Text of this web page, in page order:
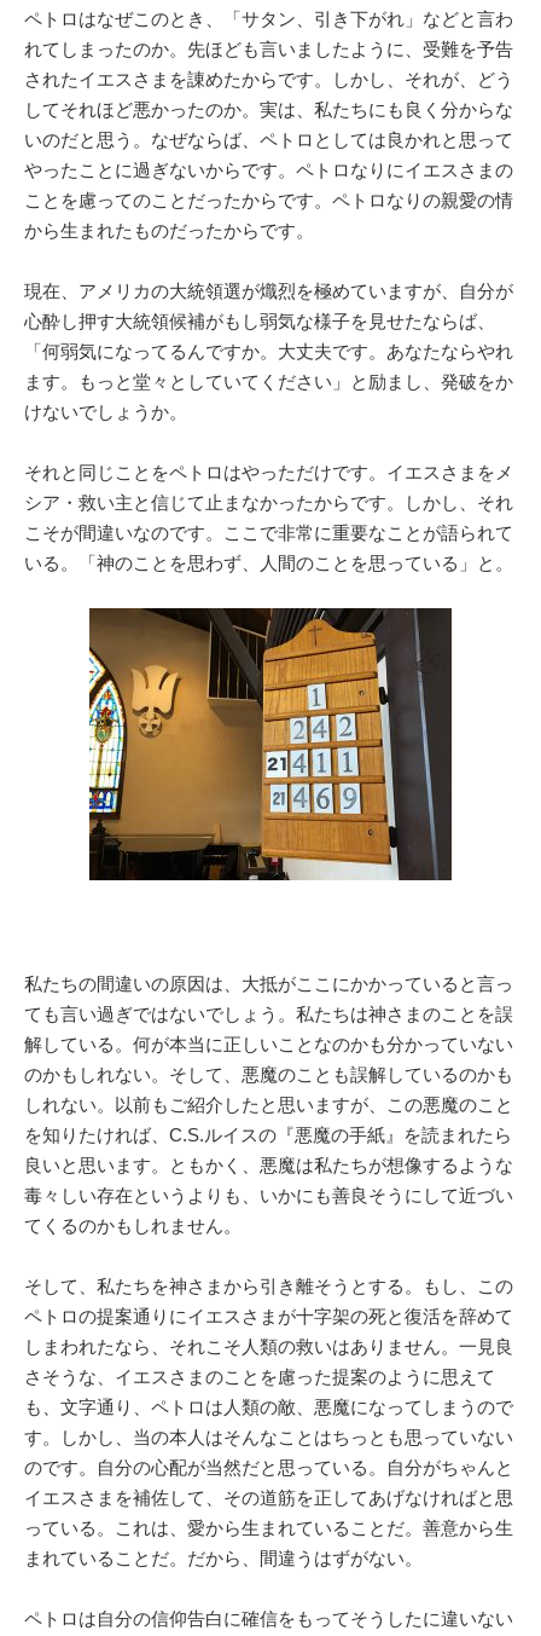
ペトロはなぜこのとき、「サタン、引き下がれ」などと言わ
れてしまったのか。先ほども言いましたように、受難を予告
されたイエスさまを諌めたからです。しかし、それが、どう
してそれほど悪かったのか。実は、私たちにも良く分からな
いのだと思う。なぜならば、ペトロとしては良かれと思って
やったことに過ぎないからです。ペトロなりにイエスさまの
ことを慮ってのことだったからです。ペトロなりの親愛の情
から生まれたものだったからです。
現在、アメリカの大統領選が熾烈を極めていますが、自分が
心酔し押す大統領候補がもし弱気な様子を見せたならば、
「何弱気になってるんですか。大丈夫です。あなたならやれ
ます。もっと堂々としていてください」と励まし、発破をか
けないでしょうか。
それと同じことをペトロはやっただけです。イエスさまをメ
シア・救い主と信じて止まなかったからです。しかし、それ
こそが間違いなのです。ここで非常に重要なことが語られて
いる。「神のことを思わず、人間のことを思っている」と。
私たちの間違いの原因は、大抵がここにかかっていると言っ
ても言い過ぎではないでしょう。私たちは神さまのことを誤
解している。何が本当に正しいことなのかも分かっていない
のかもしれない。そして、悪魔のことも誤解しているのかも
しれない。以前もご紹介したと思いますが、この悪魔のこと
を知りたければ、C.S.ルイスの『悪魔の手紙』を読まれたら
良いと思います。ともかく、悪魔は私たちが想像するような
毒々しい存在というよりも、いかにも善良そうにして近づい
てくるのかもしれません。
そして、私たちを神さまから引き離そうとする。もし、この
ペトロの提案通りにイエスさまが十字架の死と復活を辞めて
しまわれたなら、それこそ人類の救いはありません。一見良
さそうな、イエスさまのことを慮った提案のように思えて
も、文字通り、ペトロは人類の敵、悪魔になってしまうので
す。しかし、当の本人はそんなことはちっとも思っていない
のです。自分の心配が当然だと思っている。自分がちゃんと
イエスさまを補佐して、その道筋を正してあげなければと思
っている。これは、愛から生まれていることだ。善意から生
まれていることだ。だから、間違うはずがない。
ペトロは自分の信仰告白に確信をもってそうしたに違いない